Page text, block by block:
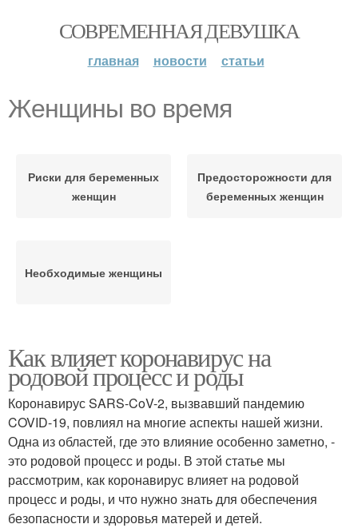
СОВРЕМЕННАЯ ДЕВУШКА
главная новости статьи
Женщины во время
Риски для беременных
женщин
Предосторожности для
беременных женщин
Необходимые женщины
Как влияет коронавирус на
родовой процесс и роды
Коронавирус SARS-CoV-2, вызвавший пандемию
COVID-19, повлиял на многие аспекты нашей жизни.
Одна из областей, где это влияние особенно заметно, -
это родовой процесс и роды. В этой статье мы
рассмотрим, как коронавирус влияет на родовой
процесс и роды, и что нужно знать для обеспечения
безопасности и здоровья матерей и детей.